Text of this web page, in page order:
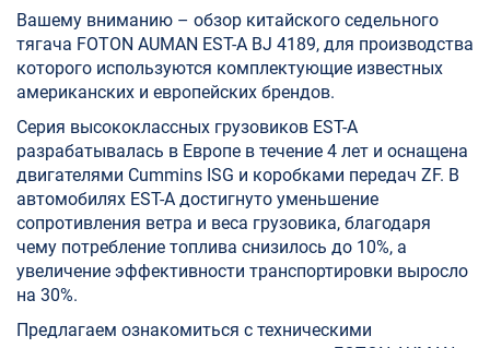
Вашему вниманию – обзор китайского седельного
тягача FOTON AUMAN EST-A BJ 4189, для производства
которого используются комплектующие известных
американских и европейских брендов.
Серия высококлассных грузовиков EST-A
разрабатывалась в Европе в течение 4 лет и оснащена
двигателями Cummins ISG и коробками передач ZF. В
автомобилях EST-A достигнуто уменьшение
сопротивления ветра и веса грузовика, благодаря
чему потребление топлива снизилось до 10%, а
увеличение эффективности транспортировки выросло
на 30%.
Предлагаем ознакомиться с техническими